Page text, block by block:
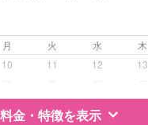
対応可否は個別に相談
絵・工作レッスン
月 火 水 木
10 11 12 13
料金・特徴を表示